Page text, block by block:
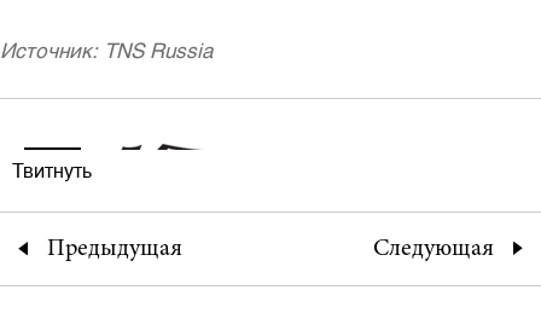
Источник: TNS Russia
Твитнуть
Предыдущая Следующая